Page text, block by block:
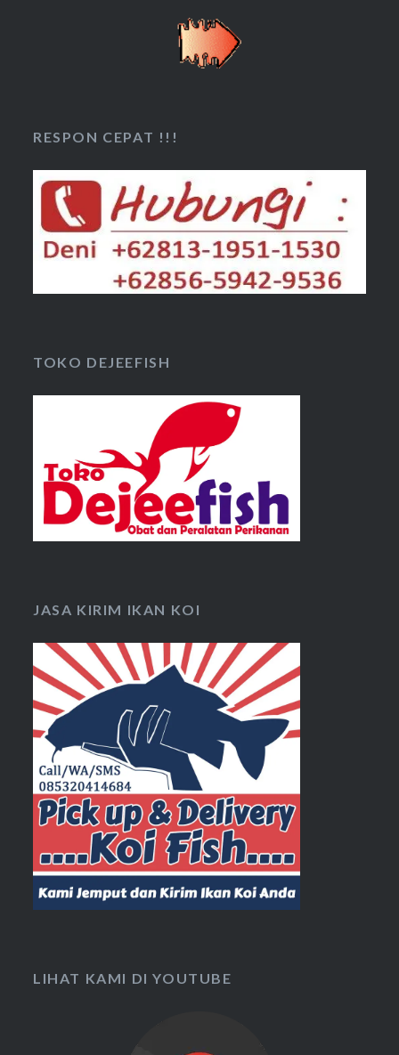
RESPON CEPAT !!!
TOKO DEJEEFISH
JASA KIRIM IKAN KOI
LIHAT KAMI DI YOUTUBE